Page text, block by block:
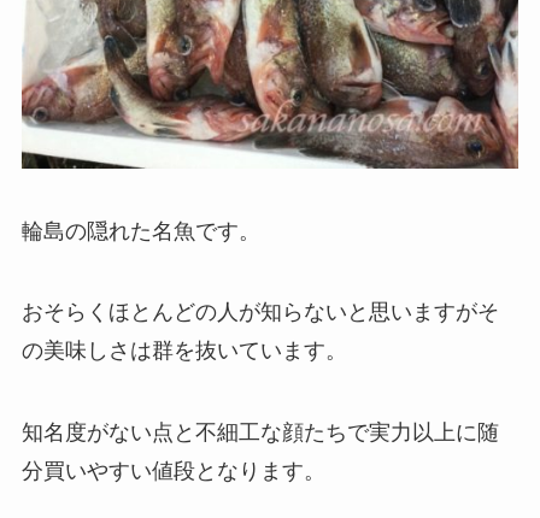
輪島の隠れた名魚です。
おそらくほとんどの人が知らないと思いますがそ
の美味しさは群を抜いています。
知名度がない点と不細工な顔たちで実力以上に随
分買いやすい値段となります。